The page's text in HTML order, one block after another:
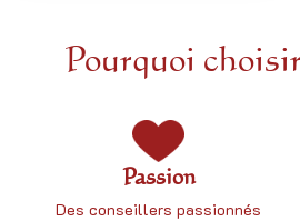
Pourquoi choisir
Passion
Des conseillers passionnés